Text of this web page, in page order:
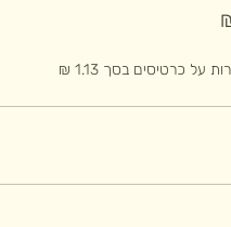
על כרטיסים בסך ‏1.13 ‏₪